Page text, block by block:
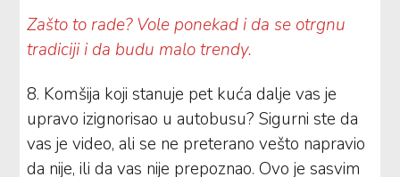
Zašto to rade? Vole ponekad i da se otrgnu
tradiciji i da budu malo trendy.
8. Komšija koji stanuje pet kuća dalje vas je
upravo izignorisao u autobusu? Sigurni ste da
vas je video, ali se ne preterano vešto napravio
da nije, ili da vas nije prepoznao. Ovo je sasvim